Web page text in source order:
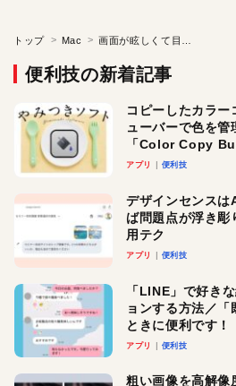
トップ Mac
便利技の新着記事
コピーしたカラー
ューバーで色を管
「Color Copy
アプリ 便利技
デザインセンス
ば問題点が浮き
用テク
アプリ 便利技
「LINE」で好き
ョンする方法／
ときに便利です！
アプリ 便利技
粗い画像を高解像